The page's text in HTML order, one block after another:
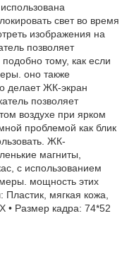
свет во время
изображения на
позволяет
тому, как если
оно также
делает ЖК-экран
позволяет
воздухе при ярком
проблемой как блик
ЖК-
магниты,
с использованием
мощность этих
Пластик, мягкая кожа,
• Размер кадра: 74*52